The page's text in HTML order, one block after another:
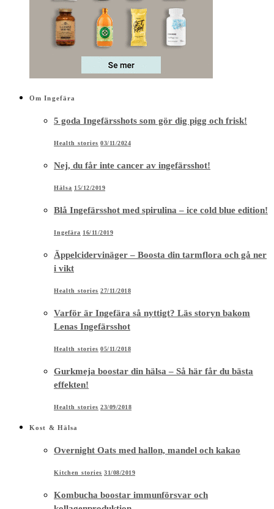
Om Ingefära
5 goda Ingefärsshots som gör dig pigg och frisk!
Health stories 03/11/2024
Nej, du får inte cancer av ingefärsshot!
Hälsa 15/12/2019
Blå Ingefärsshot med spirulina – ice cold blue edition!
Ingefära 16/11/2019
Äppelcidervinäger – Boosta din tarmflora och gå ner
i vikt
Health stories 27/11/2018
Varför är Ingefära så nyttigt? Läs storyn bakom
Lenas Ingefärsshot
Health stories 05/11/2018
Gurkmeja boostar din hälsa – Så här får du bästa
effekten!
Health stories 23/09/2018
Kost & Hälsa
Overnight Oats med hallon, mandel och kakao
Kitchen stories 31/08/2019
Kombucha boostar immunförsvar och